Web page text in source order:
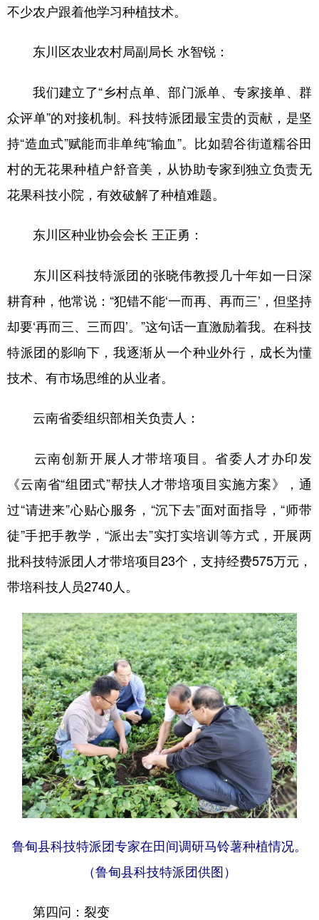
不少农户跟着他学习种植技术。
东川区农业农村局副局长 水智锐：
我们建立了“乡村点单、部门派单、专家接单、群
众评单”的对接机制。科技特派团最宝贵的贡献，是坚
持“造血式”赋能而非单纯“输血”。比如碧谷街道糯谷田
村的无花果种植户舒音美，从协助专家到独立负责无
花果科技小院，有效破解了种植难题。
东川区种业协会会长 王正勇：
东川区科技特派团的张晓伟教授几十年如一日深
耕育种，他常说：“犯错不能‘一而再、再而三’，但坚持
却要‘再而三、三而四’。”这句话一直激励着我。在科技
特派团的影响下，我逐渐从一个种业外行，成长为懂
技术、有市场思维的从业者。
云南省委组织部相关负责人：
云南创新开展人才带培项目。省委人才办印发
《云南省“组团式”帮扶人才带培项目实施方案》，通
过“请进来”心贴心服务，“沉下去”面对面指导，“师带
徒”手把手教学，“派出去”实打实培训等方式，开展两
批科技特派团人才带培项目23个，支持经费575万元，
带培科技人员2740人。
鲁甸县科技特派团专家在田间调研马铃薯种植情况。
（鲁甸县科技特派团供图）
第四问：裂变